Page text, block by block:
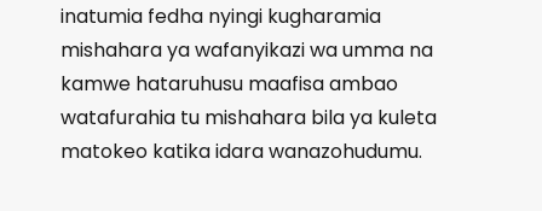
inatumia fedha nyingi kugharamia
mishahara ya wafanyikazi wa umma na
kamwe hataruhusu maafisa ambao
watafurahia tu mishahara bila ya kuleta
matokeo katika idara wanazohudumu.